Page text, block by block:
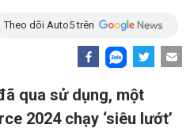
Theo dõi Auto5 trên
qua sử dụng, một
2024 chạy ‘siêu lướt’